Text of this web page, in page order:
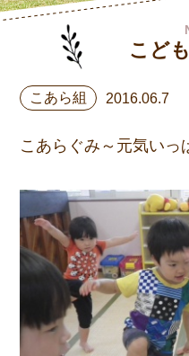
こど
こあら組 2016.06.7
こあらぐみ～元気いっ